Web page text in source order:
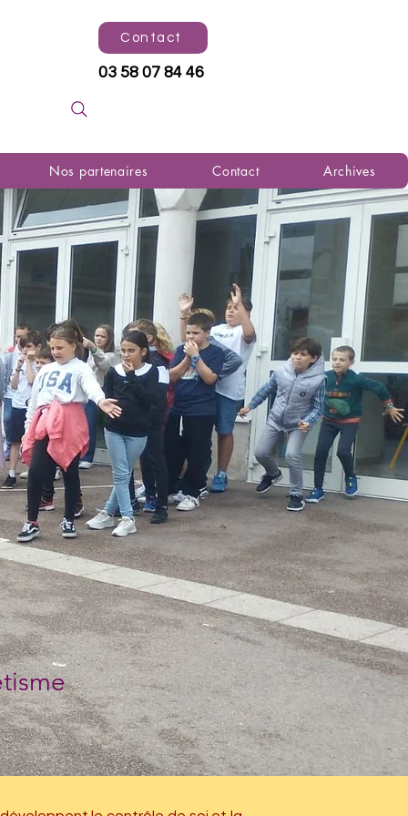
Contact
03 58 07 84 46
Nos partenaires Contact Archives